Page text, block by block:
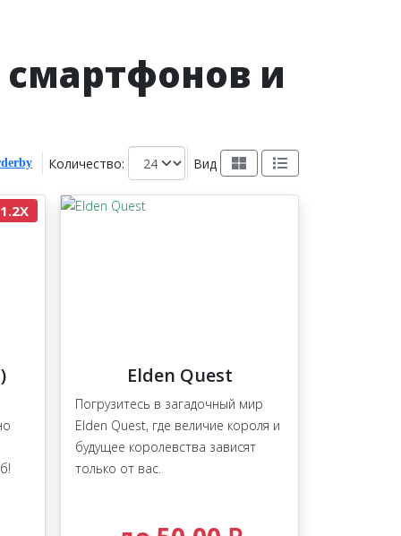
и
Количество: Вид
1.2X
Elden Quest
Погрузитесь в загадочный мир
Elden Quest, где величие короля и
будущее королевства зависят
только от вас.